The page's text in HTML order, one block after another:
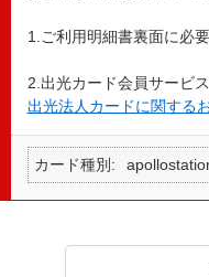
1.ご利用明細書裏面に必
2.出光カード会員サービ
出光法人カードに関する
カード種別